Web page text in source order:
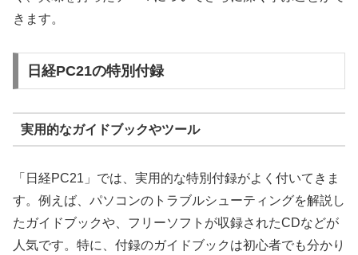
きます。
日経PC21の特別付録
実用的なガイドブックやツール
「日経PC21」では、実用的な特別付録がよく付いてきま
す。例えば、パソコンのトラブルシューティングを解説し
たガイドブックや、フリーソフトが収録されたCDなどが
人気です。特に、付録のガイドブックは初心者でも分かり